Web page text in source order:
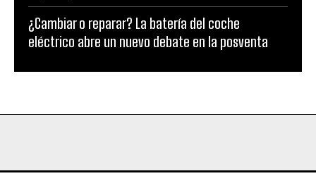
¿Cambiar o reparar? La batería del coche
eléctrico abre un nuevo debate en la posventa